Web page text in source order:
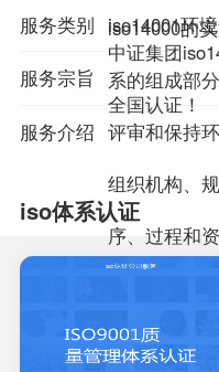
服务类别 iso14001环
服务宗旨
中证集团
全国认证！
服务介绍
iso14000的
系的组成部
评审和保持
组织机构、
序、过程和资
iso体系认证